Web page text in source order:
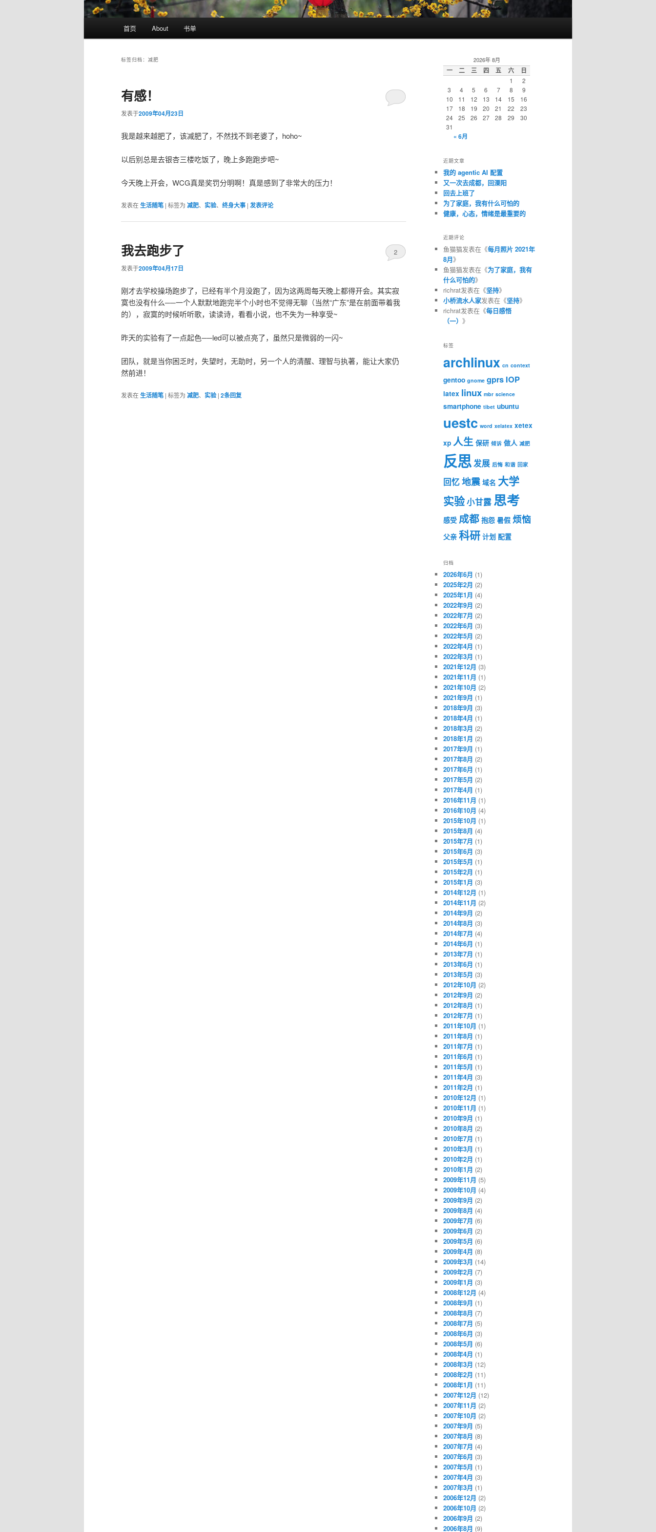
首页 About 书单
标签归档： 减肥
有感！
发表于2009年04月23日
我是越来越肥了，该减肥了，不然找不到老婆了，hoho~
以后别总是去银杏三楼吃饭了，晚上多跑跑步吧~
今天晚上开会，WCG真是奖罚分明啊！真是感到了非常大的压力！
发表在生活随笔 | 标签为 减肥、 实验、 终身大事 | 发表评论
我去跑步了
发表于2009年04月17日
2
刚才去学校操场跑步了，已经有半个月没跑了，因为这两周每天晚上都得开会。其实寂
寞也没有什么──一个人默默地跑完半个小时也不觉得无聊（当然“广东”是在前面带着我
的），寂寞的时候听听歌，读读诗，看看小说，也不失为一种享受~
昨天的实验有了一点起色──led可以被点亮了，虽然只是微弱的一闪~
团队，就是当你困乏时，失望时，无助时，另一个人的清醒、理智与执著，能让大家仍
然前进！
发表在生活随笔 | 标签为 减肥、 实验 | 2条回复
2026年 8月
一 二 三 四 五 六 日
1
2
3
4 5 6 7 8
9
10
11 12 13 14 15
16
17
18 19 20 21 22
23
24
25 26 27 28 29
30
31
« 6月
近期文章
我的 agentic AI 配置
又一次去成都，回溧阳
回去上班了
为了家庭，我有什么可怕的
健康，心态，情绪是最重要的
近期评论
鱼猫猫发表在《每月照片 2021年
8月》
鱼猫猫发表在《为了家庭，我有
什么可怕的》
richrat发表在《坚持》
小桥流水人家发表在《坚持》
richrat发表在《每日感悟
（一） 》
标签
archlinux cn context
gentoo gnome gprs IOP
latex linux mbr science
smartphone tibet ubuntu
uestc word xelatex xetex
xp 人生 保研 倾诉 做人 减肥
反思发展 后悔 和谐 回家
回忆地震 域名 大学
实验小甘露 思考
感受 成都 抱怨 暑假 烦恼
父亲 科研 计划 配置
归档
2026年6月 (1)
2025年2月 (2)
2025年1月 (4)
2022年9月 (2)
2022年7月 (2)
2022年6月 (3)
2022年5月 (2)
2022年4月 (1)
2022年3月 (1)
2021年12月 (3)
2021年11月 (1)
2021年10月 (2)
2021年9月 (1)
2018年9月 (3)
2018年4月 (1)
2018年3月 (2)
2018年1月 (2)
2017年9月 (1)
2017年8月 (2)
2017年6月 (1)
2017年5月 (2)
2017年4月 (1)
2016年11月 (1)
2016年10月 (4)
2015年10月 (1)
2015年8月 (4)
2015年7月 (1)
2015年6月 (3)
2015年5月 (1)
2015年2月 (1)
2015年1月 (3)
2014年12月 (1)
2014年11月 (2)
2014年9月 (2)
2014年8月 (3)
2014年7月 (4)
2014年6月 (1)
2013年7月 (1)
2013年6月 (1)
2013年5月 (3)
2012年10月 (2)
2012年9月 (2)
2012年8月 (1)
2012年7月 (1)
2011年10月 (1)
2011年8月 (1)
2011年7月 (1)
2011年6月 (1)
2011年5月 (1)
2011年4月 (3)
2011年2月 (1)
2010年12月 (1)
2010年11月 (1)
2010年9月 (1)
2010年8月 (2)
2010年7月 (1)
2010年3月 (1)
2010年2月 (1)
2010年1月 (2)
2009年11月 (5)
2009年10月 (4)
2009年9月 (2)
2009年8月 (4)
2009年7月 (6)
2009年6月 (2)
2009年5月 (6)
2009年4月 (8)
2009年3月 (14)
2009年2月 (7)
2009年1月 (3)
2008年12月 (4)
2008年9月 (1)
2008年8月 (7)
2008年7月 (5)
2008年6月 (3)
2008年5月 (6)
2008年4月 (1)
2008年3月 (12)
2008年2月 (11)
2008年1月 (11)
2007年12月 (12)
2007年11月 (2)
2007年10月 (2)
2007年9月 (5)
2007年8月 (8)
2007年7月 (4)
2007年6月 (3)
2007年5月 (1)
2007年4月 (3)
2007年3月 (1)
2006年12月 (2)
2006年10月 (2)
2006年9月 (2)
2006年8月 (9)